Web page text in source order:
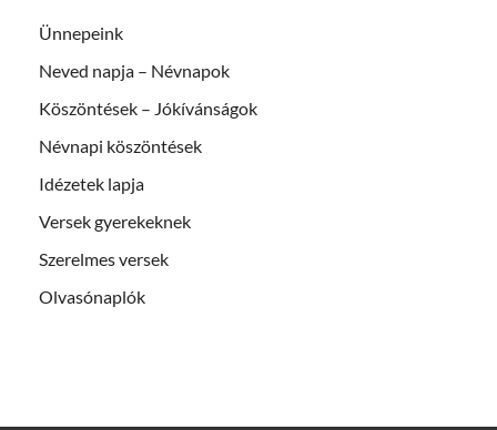
Ünnepeink
Neved napja – Névnapok
Köszöntések – Jókívánságok
Névnapi köszöntések
Idézetek lapja
Versek gyerekeknek
Szerelmes versek
Olvasónaplók